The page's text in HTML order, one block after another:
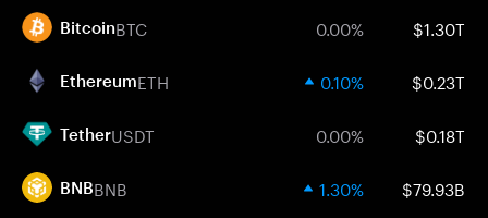
BitcoinBTC 0.00% $1.30T
EthereumETH 0.10% $0.23T
TetherUSDT 0.00% $0.18T
BNBBNB 1.30% $79.93B